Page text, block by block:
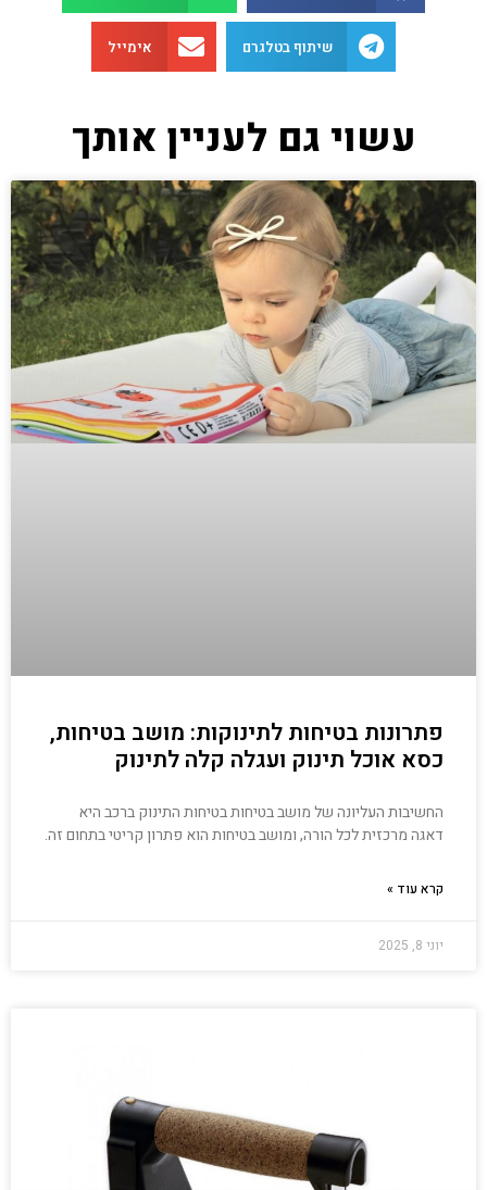
שיתוף בטלגרם אימייל
עשוי גם לעניין אותך
פתרונות בטיחות לתינוקות: מושב בטיחות,
כסא אוכל תינוק ועגלה קלה לתינוק
החשיבות העליונה של מושב בטיחות בטיחות התינוק ברכב היא
דאגה מרכזית לכל הורה, ומושב בטיחות הוא פתרון קריטי בתחום זה.
קרא עוד »
יוני 8, 2025